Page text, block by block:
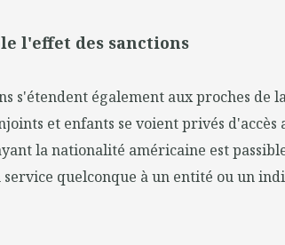
l'effet des sanctions
s'étendent également aux proches de
et enfants se voient privés d'accès
la nationalité américaine est
quelconque à un entité ou un